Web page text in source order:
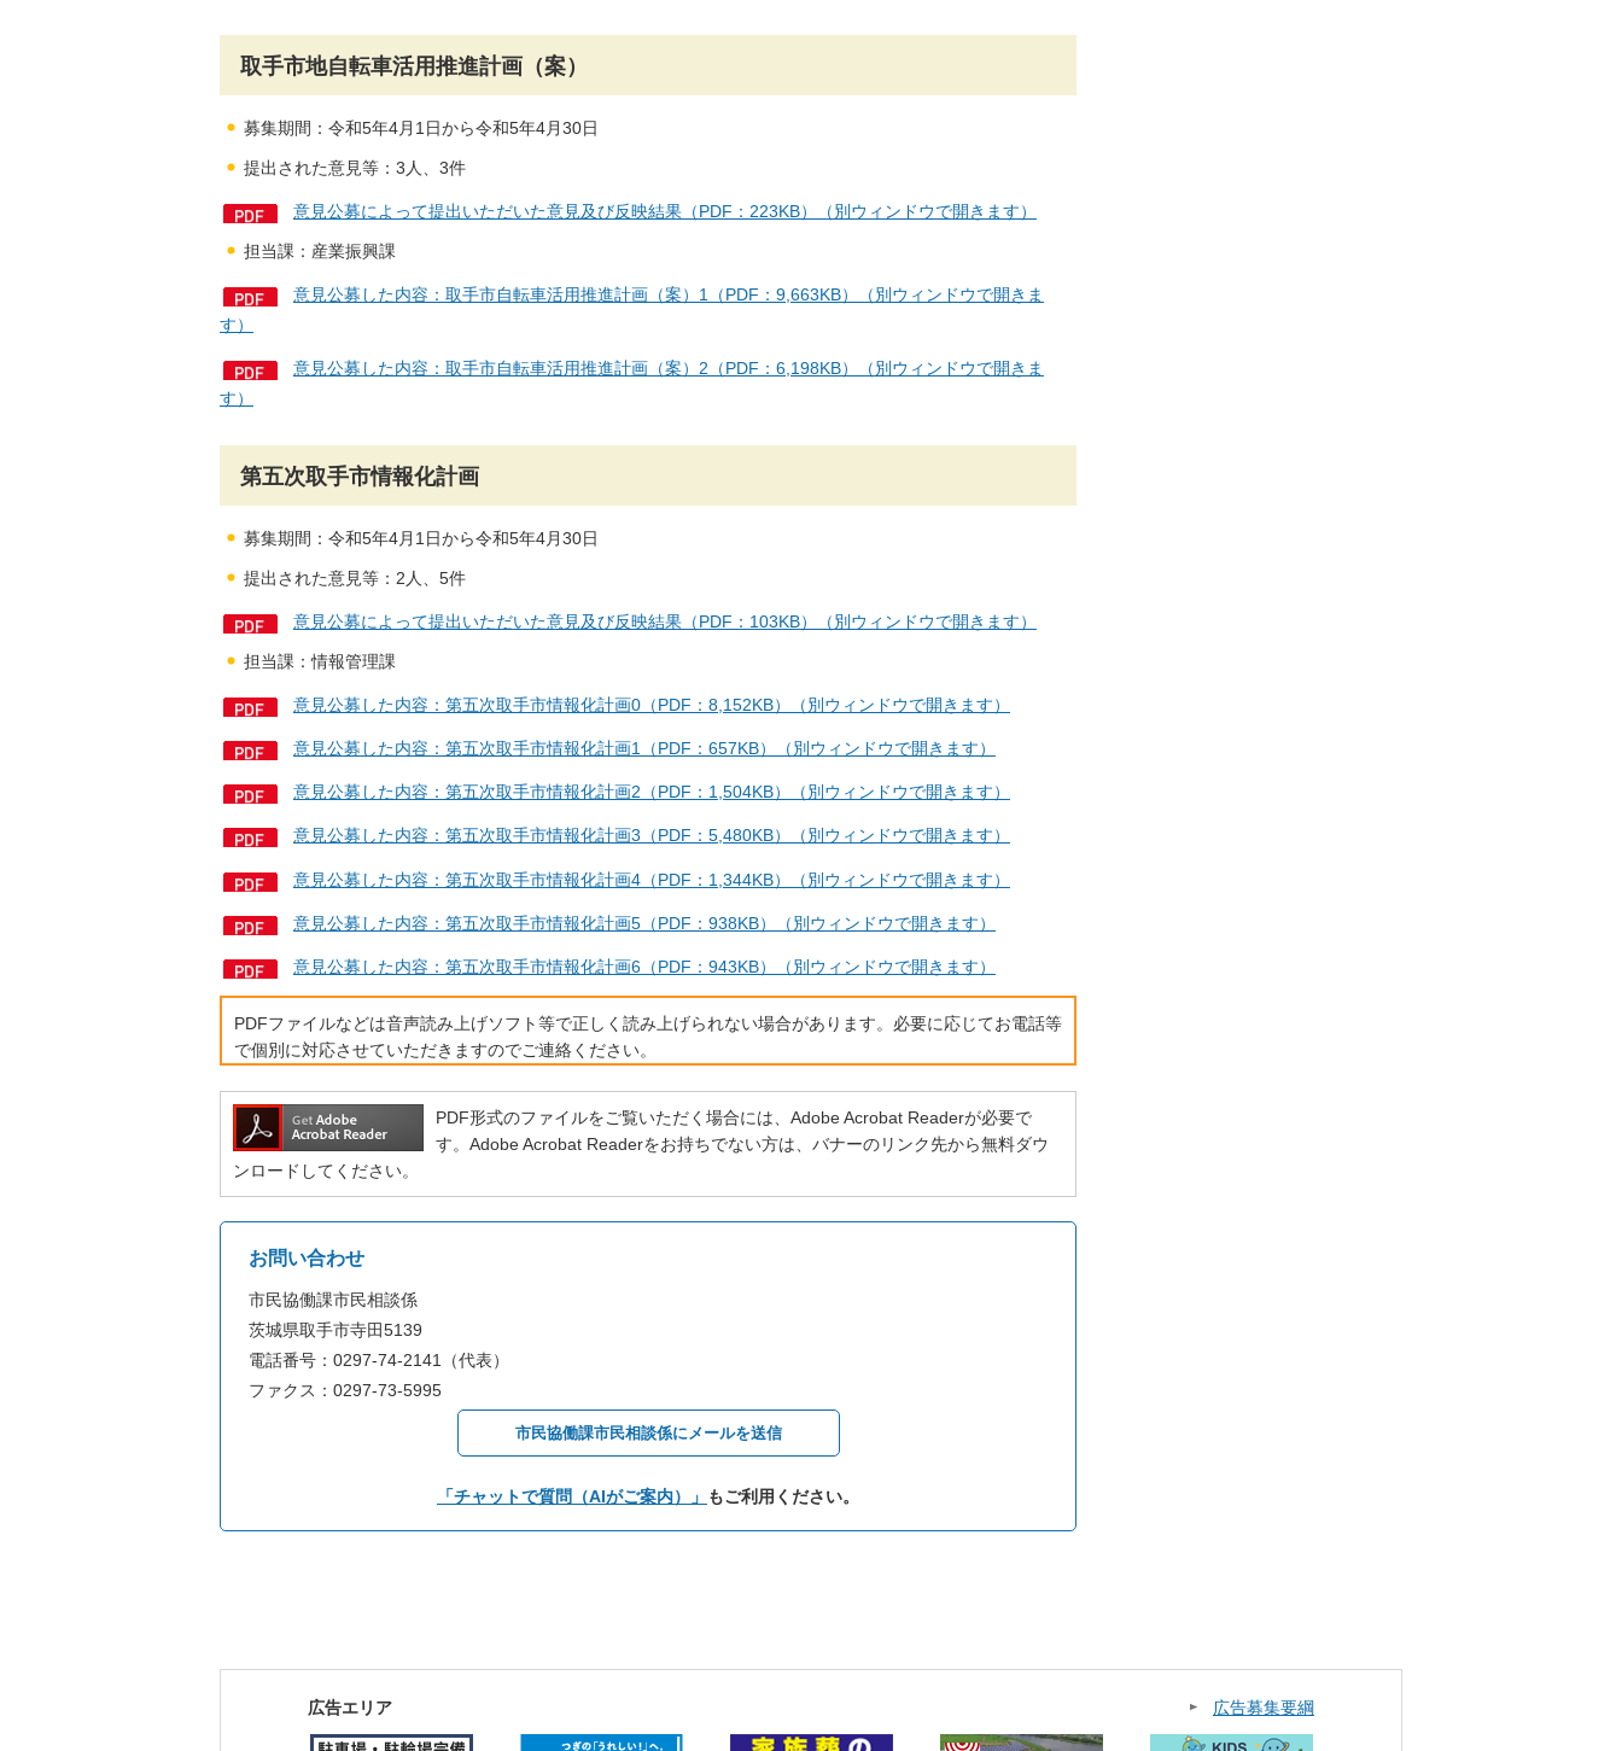
取手市地自転車活用推進計画（案）
募集期間：令和5年4月1日から令和5年4月30日
提出された意見等：3人、3件
意見公募によって提出いただいた意見及び反映結果（PDF：223KB）（別ウィンドウで開きます）
担当課：産業振興課
意見公募した内容：取手市自転車活用推進計画（案）1（PDF：9,663KB）（別ウィンドウで開きま
す）
意見公募した内容：取手市自転車活用推進計画（案）2（PDF：6,198KB）（別ウィンドウで開きま
す）
第五次取手市情報化計画
募集期間：令和5年4月1日から令和5年4月30日
提出された意見等：2人、5件
意見公募によって提出いただいた意見及び反映結果（PDF：103KB）（別ウィンドウで開きます）
担当課：情報管理課
意見公募した内容：第五次取手市情報化計画0（PDF：8,152KB）（別ウィンドウで開きます）
意見公募した内容：第五次取手市情報化計画1（PDF：657KB）（別ウィンドウで開きます）
意見公募した内容：第五次取手市情報化計画2（PDF：1,504KB）（別ウィンドウで開きます）
意見公募した内容：第五次取手市情報化計画3（PDF：5,480KB）（別ウィンドウで開きます）
意見公募した内容：第五次取手市情報化計画4（PDF：1,344KB）（別ウィンドウで開きます）
意見公募した内容：第五次取手市情報化計画5（PDF：938KB）（別ウィンドウで開きます）
意見公募した内容：第五次取手市情報化計画6（PDF：943KB）（別ウィンドウで開きます）
PDFファイルなどは音声読み上げソフト等で正しく読み上げられない場合があります。必要に応じてお電話等
で個別に対応させていただきますのでご連絡ください。
PDF形式のファイルをご覧いただく場合には、Adobe Acrobat Readerが必要で
す。Adobe Acrobat Readerをお持ちでない方は、バナーのリンク先から無料ダウ
ンロードしてください。
お問い合わせ
市民協働課市民相談係
茨城県取手市寺田5139
電話番号：0297-74-2141（代表）
ファクス：0297-73-5995
市民協働課市民相談係にメールを送信
「チャットで質問（AIがご案内）」 もご利用ください。
広告エリア 広告募集要綱